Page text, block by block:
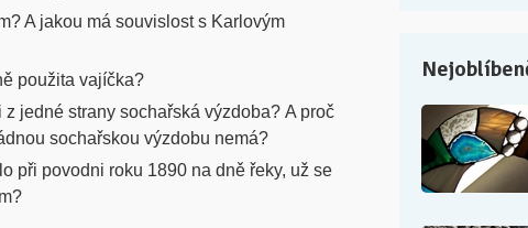
A jakou má souvislost s Karlovým
použita vajíčka?
jedné strany sochařská výzdoba? A proč
sochařskou výzdobu nemá?
při povodni roku 1890 na dně řeky, už se